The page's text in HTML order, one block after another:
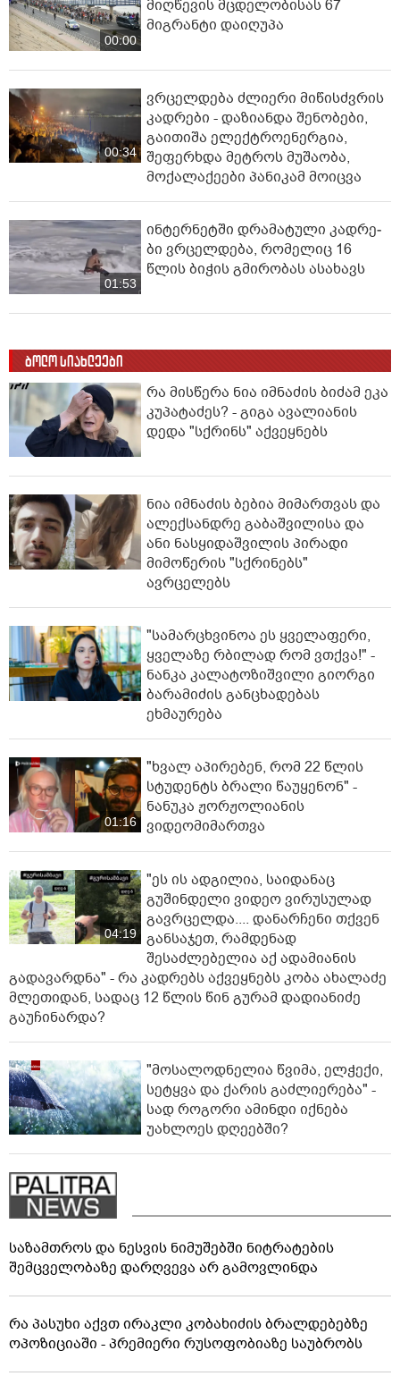
00:00
მიღწევის მცდელობისას 67
მიგრანტი დაიღუპა
00:34
ვრცელდება ძლიერი მიწისძვრის
კადრები - დაზიანდა შენობები,
გაითიშა ელექტროენერგია,
შეფერხდა მეტროს მუშაობა,
მოქალაქეები პანიკამ მოიცვა
01:53
ინ­ტერ­ნეტ­ში დრა­მა­ტუ­ლი კად­რე­
ბი ვრცელდება, რომელიც 16
წლის ბიჭის გმირობას ასახავს
ბოლო სიახლეები
რა მისწერა ნია იმნაძის ბიძამ ეკა
კუპატაძეს? - გიგა ავალიანის
დედა "სქრინს" აქვეყნებს
ნია იმნაძის ბებია მიმართვას და
ალექსანდრე გაბაშვილისა და
ანი ნასყიდაშვილის პირადი
მიმოწერის "სქრინებს"
ავრცელებს
"სა­მარ­ცხვი­ნოა ეს ყვე­ლა­ფე­რი,
ყვე­ლა­ზე რბი­ლად რომ ვთქვა!" -
ნანკა კალატოზიშვილი გიორგი
ბარამიძის განცხადებას
ეხმაურება
01:16
"ხვალ აპირებენ, რომ 22 წლის
სტუდენტს ბრალი წაუყენონ" -
ნანუკა ჟორჟოლიანის
ვიდეომიმართვა
04:19
"ეს ის ადგილია, საიდანაც
გუშინდელი ვიდეო ვირუსულად
გავრცელდა.... დანარჩენი თქვენ
განსაჯეთ, რამდენად
შესაძლებელია აქ ადამიანის
გადავარდნა" - რა კადრებს აქვეყნებს კობა ახალაძე
მლეთიდან, სადაც 12 წლის წინ გურამ დადიანიძე
გაუჩინარდა?
"მოსალოდნელია წვიმა, ელჭექი,
სეტყვა და ქარის გაძლიერება" -
სად როგორი ამინდი იქნება
უახლოეს დღეებში?
საზამთროს და ნესვის ნიმუშებში ნიტრატების
შემცველობაზე დარღვევა არ გამოვლინდა
რა პასუხი აქვთ ირაკლი კობახიძის ბრალდებებზე
ოპოზიციაში - პრემიერი რუსოფობიაზე საუბრობს